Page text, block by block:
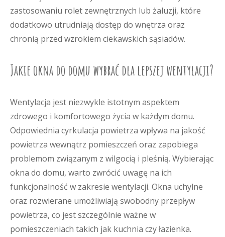
zastosowaniu rolet zewnętrznych lub żaluzji, które
dodatkowo utrudniają dostęp do wnętrza oraz
chronią przed wzrokiem ciekawskich sąsiadów.
Jakie okna do domu wybrać dla lepszej wentylacji?
Wentylacja jest niezwykle istotnym aspektem
zdrowego i komfortowego życia w każdym domu.
Odpowiednia cyrkulacja powietrza wpływa na jakość
powietrza wewnątrz pomieszczeń oraz zapobiega
problemom związanym z wilgocią i pleśnią. Wybierając
okna do domu, warto zwrócić uwagę na ich
funkcjonalność w zakresie wentylacji. Okna uchylne
oraz rozwierane umożliwiają swobodny przepływ
powietrza, co jest szczególnie ważne w
pomieszczeniach takich jak kuchnia czy łazienka.